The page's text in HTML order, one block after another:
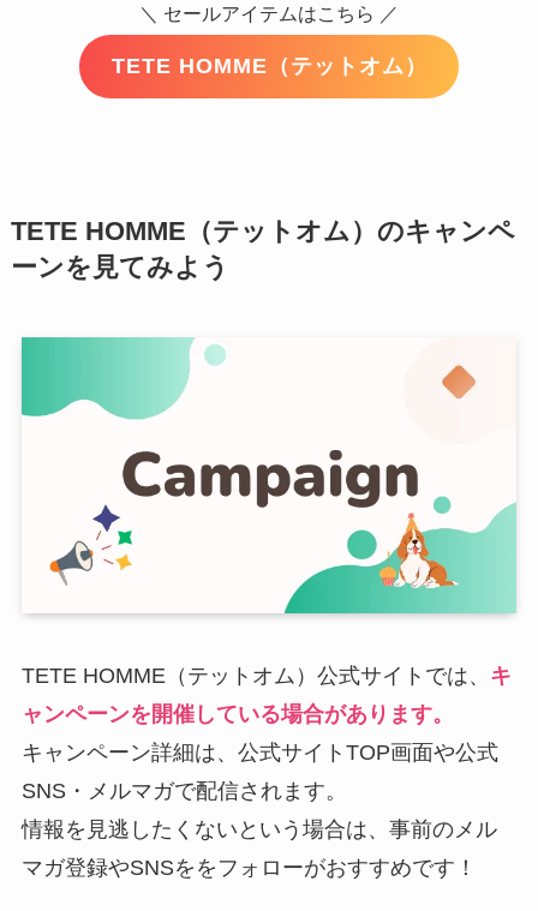
＼ セールアイテムはこちら ／
TETE HOMME（テットオム）
TETE HOMME（テットオム）のキャンペ
ーンを見てみよう
TETE HOMME（テットオム）公式サイトでは、 キ
ャンペーンを開催している場合があります。
キャンペーン詳細は、公式サイトTOP画面や公式
SNS・メルマガで配信されます。
情報を見逃したくないという場合は、事前のメル
マガ登録やSNSををフォローがおすすめです！